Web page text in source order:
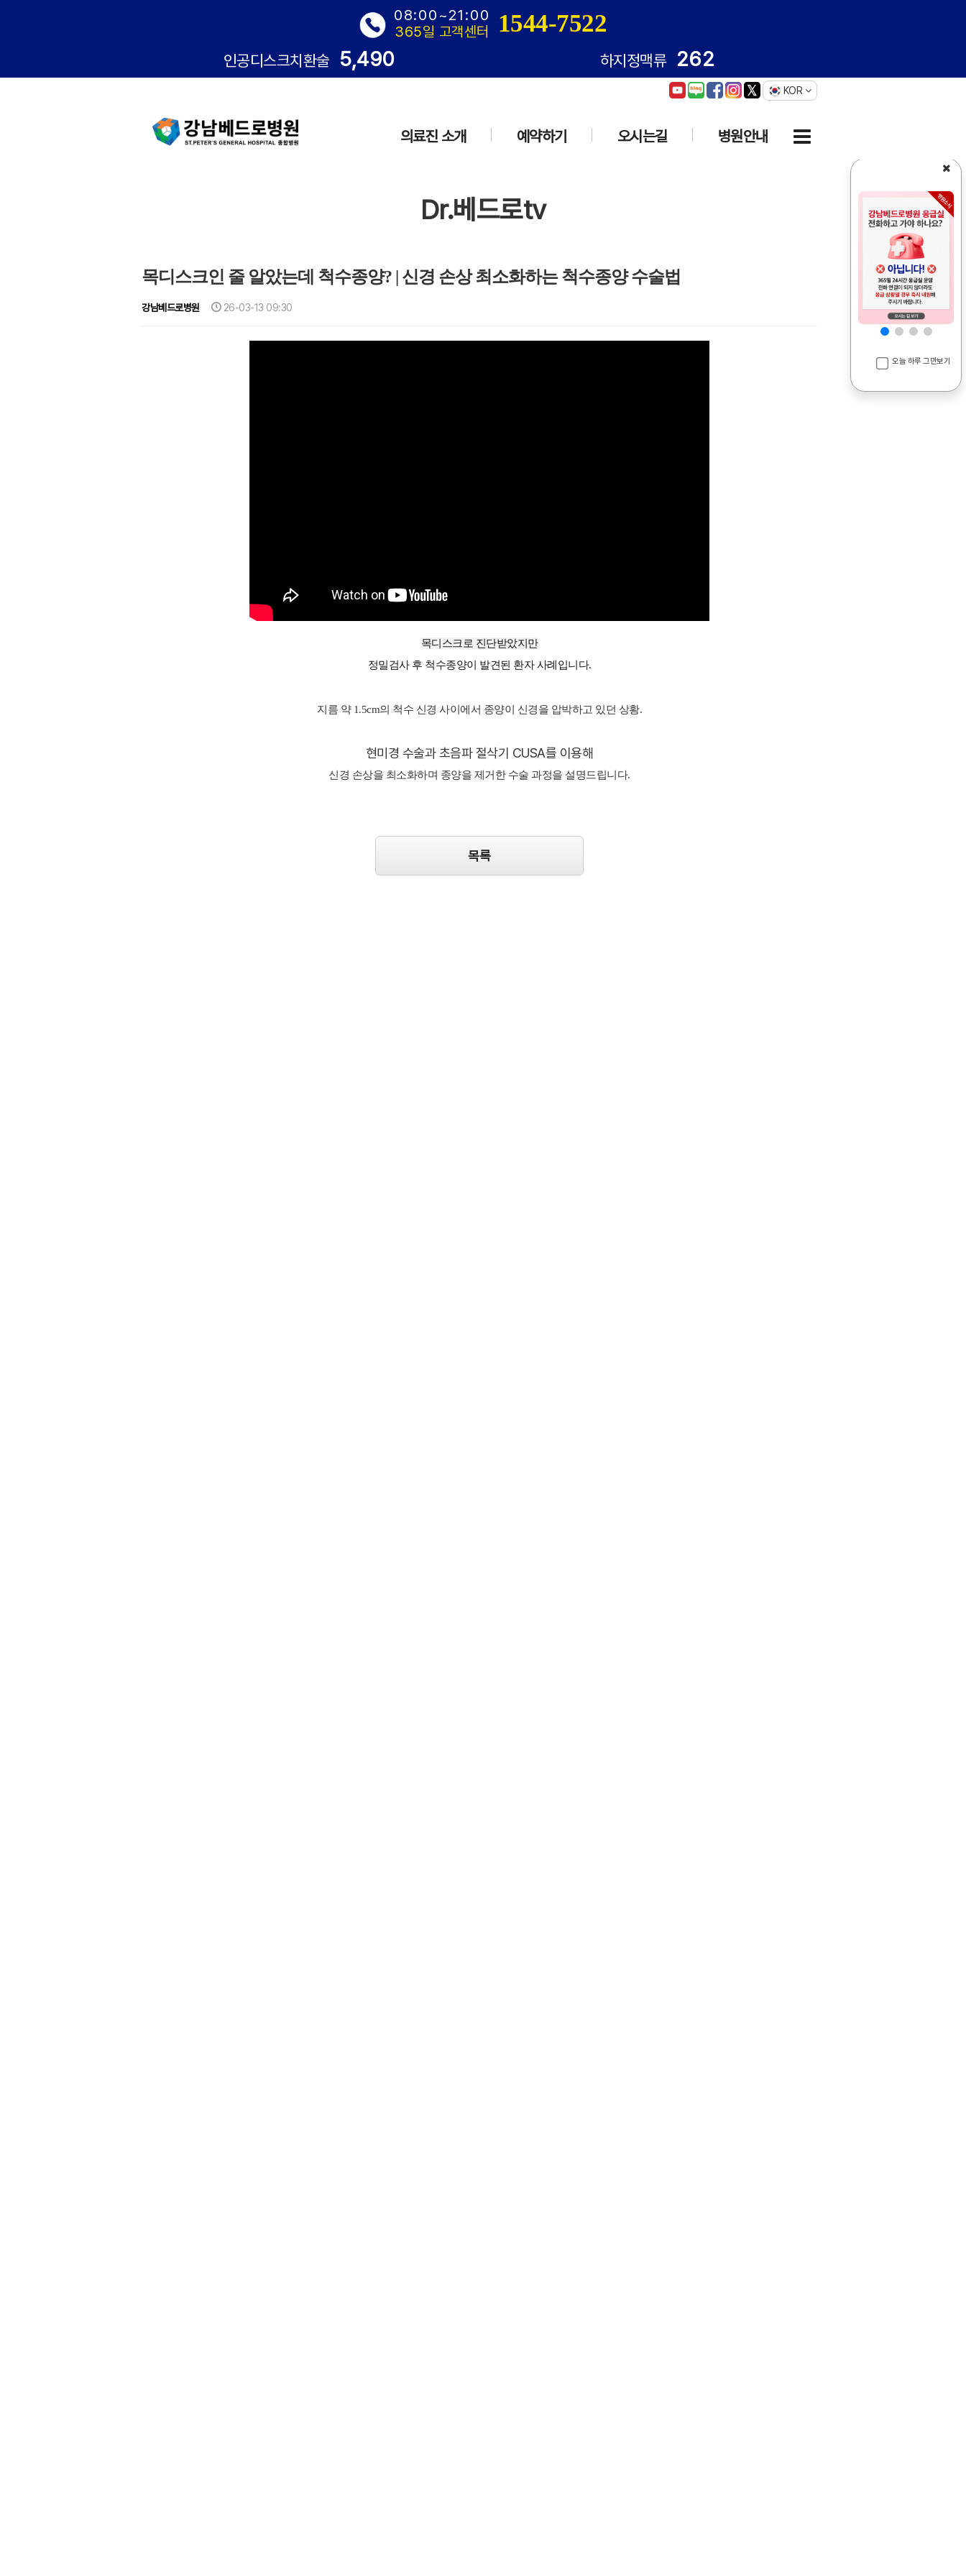
오늘 하루 그만보기
08:00~21:00
365일 고객센터
1544-7522
인공디스크치환술 5,490 하지정맥류 262
KOR
의료진 소개 예약하기 오시는길 병원안내
Dr.베드로tv
목디스크인 줄 알았는데 척수종양? | 신경 손상 최소화하는 척수종양 수술법
강남베드로병원 26-03-13 09:30
목디스크로 진단받았지만
정밀검사 후 척수종양이 발견된 환자 사례입니다.
지름 약 1.5cm의 척수 신경 사이에서 종양이 신경을 압박하고 있던 상황.
현미경 수술과 초음파 절삭기 CUSA를 이용해
신경 손상을 최소화하며 종양을 제거한 수술 과정을 설명드립니다.
목록